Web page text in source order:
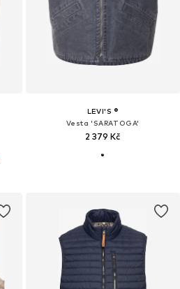
LEVI'S ®
Vesta 'SARATOGA'
2 379 Kč